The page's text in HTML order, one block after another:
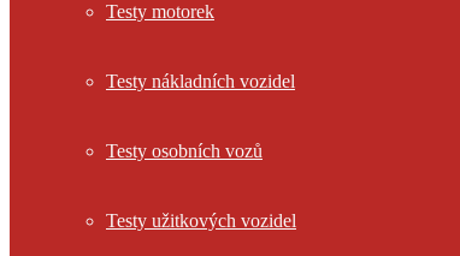
Testy motorek
Testy nákladních vozidel
Testy osobních vozů
Testy užitkových vozidel